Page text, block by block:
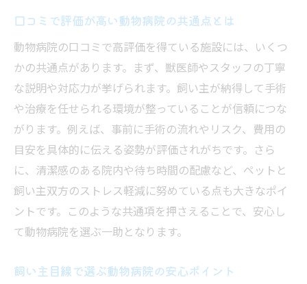
口コミで評価が高い動物病院の共通点とは
動物病院の口コミで高評価を得ている施設には、いくつ
かの共通点があります。まず、獣医師やスタッフの丁寧
な説明や対応力が挙げられます。飼い主が納得して手術
や治療を任せられる環境が整っていることが信頼につな
がります。例えば、事前に手術の流れやリスク、費用の
目安を具体的に伝える姿勢が評価されがちです。さら
に、清潔感のある院内や待ち時間の配慮など、ペットと
飼い主双方のストレス軽減に努めている点も大きなポイ
ントです。このような共通項を押さえることで、安心し
て動物病院を選ぶ一助となります。
飼い主目線で選ぶ動物病院の安心ポイント